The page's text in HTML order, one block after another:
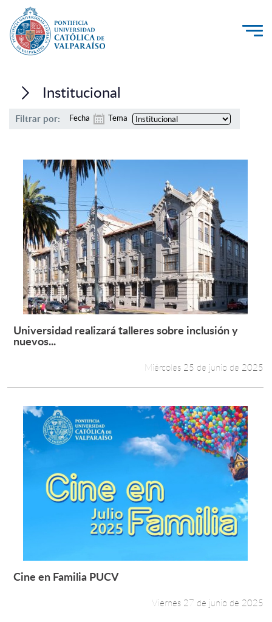
Investigación, Creación e Innovación
PUCV Internacional
Admisión
Pregrado
Postgrado
Formación Continua
Estudiantes
Académicos
English
Institucional
Filtrar por: Fecha Tema
Leer más +
Universidad realizará talleres sobre inclusión y
nuevos...
Miércoles 25 de junio de 2025
Cine en Familia PUCV
Viernes 27 de junio de 2025